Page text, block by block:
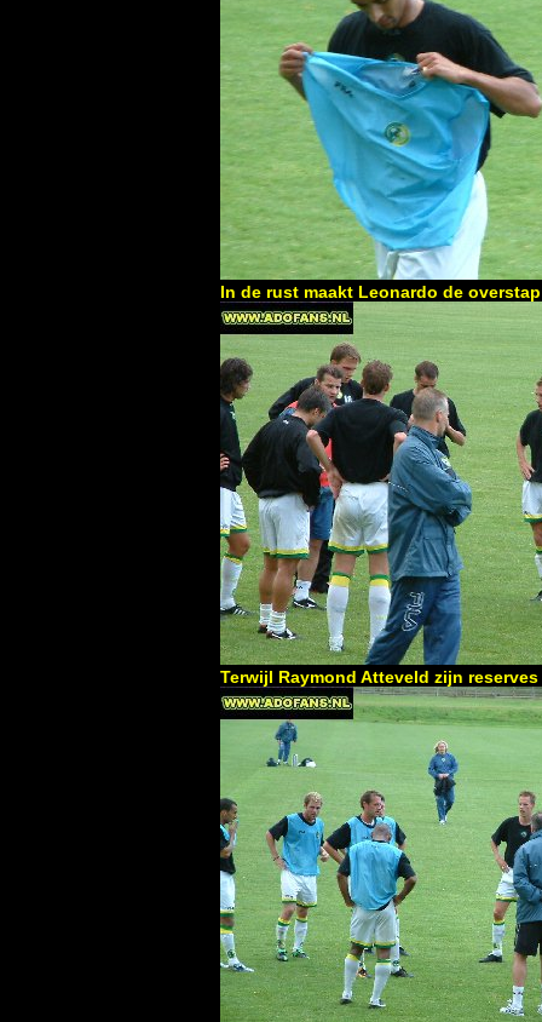
In de rust maakt Leonardo de
Terwijl Raymond Atteveld zijn